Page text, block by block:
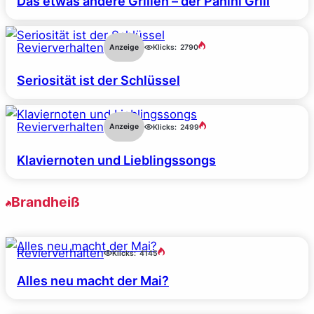
Revierverhalten Anzeige Klicks: 2790
Seriosität ist der Schlüssel
Revierverhalten Anzeige Klicks: 2499
Klaviernoten und Lieblingssongs
Brandheiß
Revierverhalten Klicks: 4145
Alles neu macht der Mai?